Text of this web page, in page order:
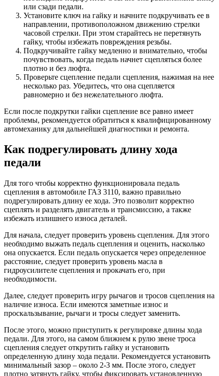
или сзади педали.
Установите ключ на гайку и начните подкручивать ее в
направлении, противоположном движению стрелки
часовой стрелки. При этом старайтесь не перетянуть
гайку, чтобы избежать повреждения резьбы.
Подкручивайте гайку медленно и внимательно, чтобы
почувствовать, когда педаль начнет сцепляться более
плотно и без люфта.
Проверьте сцепление педали сцепления, нажимая на нее
несколько раз. Убедитесь, что она сцепляется
равномерно и без нежелательного люфта.
Если после подкрутки гайки сцепление все равно имеет
проблемы, рекомендуется обратиться к квалифицированному
автомеханику для дальнейшей диагностики и ремонта.
Как подрегулировать длину хода
педали
Для того чтобы корректно функционировала педаль
сцепления в автомобиле ГАЗ 3110, важно правильно
подрегулировать длину ее хода. Это позволит корректно
сцеплять и разделять двигатель и трансмиссию, а также
избежать излишнего износа деталей.
Для начала, следует проверить уровень сцепления. Для этого
необходимо выжать педаль сцепления и оценить, насколько
она опускается. Если педаль опускается через определенное
расстояние, следует проверить уровень масла в
гидроусилителе сцепления и прокачать его, при
необходимости.
Далее, следует проверить игру рычагов и тросов сцепления на
наличие износа. Если имеются заметные износ и
проскальзывание, рычаги и тросы следует заменить.
После этого, можно приступить к регулировке длины хода
педали. Для этого, на самом ближнем к рулю звене троса
сцепления следует открутить гайку и установить
определенную длину хода педали. Рекомендуется установить
минимальный зазор – около 2-3 мм. После этого, следует
плотно затянуть гайку, чтобы фиксировать установленную